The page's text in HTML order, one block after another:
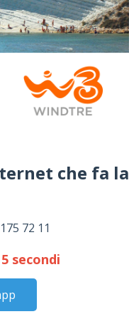
che fa la
72 11
4 secondi